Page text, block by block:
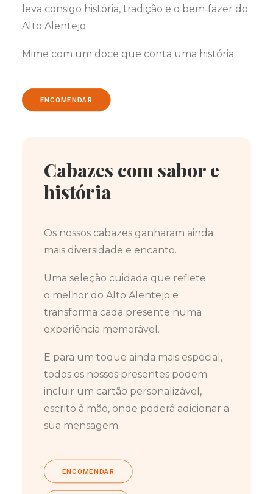
leva consigo história, tradição e o bem‑fazer do
Alto Alentejo.
Mime com um doce que conta uma história
ENCOMENDAR
Cabazes com sabor e
história
Os nossos cabazes ganharam ainda
mais diversidade e encanto.
Uma seleção cuidada que reflete
o melhor do Alto Alentejo e
transforma cada presente numa
experiência memorável.
E para um toque ainda mais especial,
todos os nossos presentes podem
incluir um cartão personalizável,
escrito à mão, onde poderá adicionar a
sua mensagem.
ENCOMENDAR